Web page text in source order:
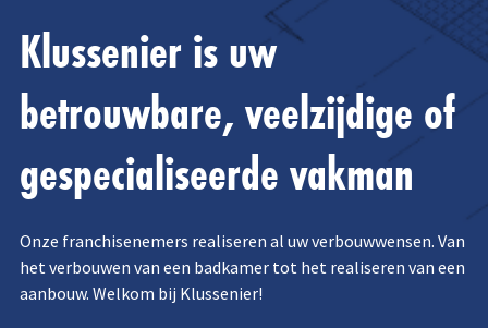
Klussenier is uw
betrouwbare, veelzijdige of
gespecialiseerde vakman
Onze franchisenemers realiseren al uw verbouwwensen. Van
het verbouwen van een badkamer tot het realiseren van een
aanbouw. Welkom bij Klussenier!